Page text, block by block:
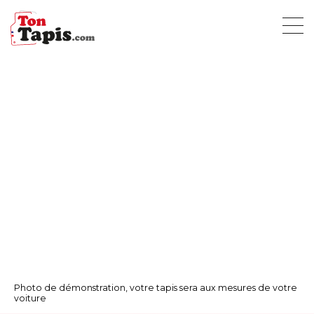
Photo de démonstration, votre tapis sera aux mesures de votre
voiture